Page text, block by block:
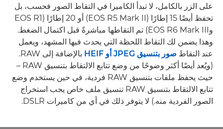
على الزر بالكامل، لا تبدأ الكاميرا في التقاط الصور فحسب، بل
تحفظ أيضًا 15 إطارًا (EOS R5 Mark II) أو 20 إطارًا (EOS R1
وEOS R6 Mark III) تم التقاطها مباشرةً قبل اكتمال الضغط.
وهذا يضمن لك التقاط اللحظة التي يحدث فيها المشهد، ويعمل
عند التقاط صور بتنسيق JPEG أو HEIF
بالإضافة إلى RAW.
(ويُعد أيضًا أكثر وضوحًا من وضع تتابع الالتقاط بتنسيق RAW –
حيث يحفظ ملفات بتنسيق RAW فردية، في حين يستخدم وضع
تتابع الالتقاط بتنسيق RAW تنسيق ملف خاص يجب استخراج
الصور الفردية منه.) لا يتوفر ذلك في أي من كاميرات DSLR.